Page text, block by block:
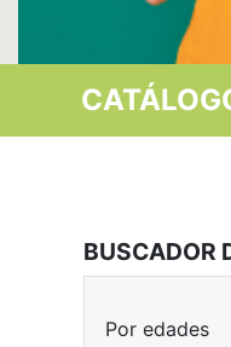
BUSCADOR
Por edades